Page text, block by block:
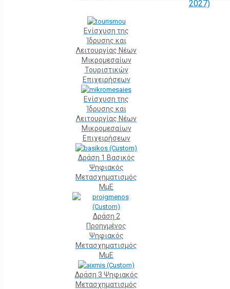
2027)
Ενίσχυση της
Ίδρυσης και
Λειτουργίας Νέων
Μικρομεσαίων
Τουριστικών
Επιχειρήσεων
Ενίσχυση της
Ίδρυσης και
Λειτουργίας Νέων
Μικρομεσαίων
Επιχειρήσεων
Δράση 1 Βασικός
Ψηφιακός
Μετασχηματισμός
ΜμΕ
Δράση 2
Προηγμένος
Ψηφιακός
Μετασχηματισμός
ΜμΕ
Δράση 3 Ψηφιακός
Μετασχηματισμός